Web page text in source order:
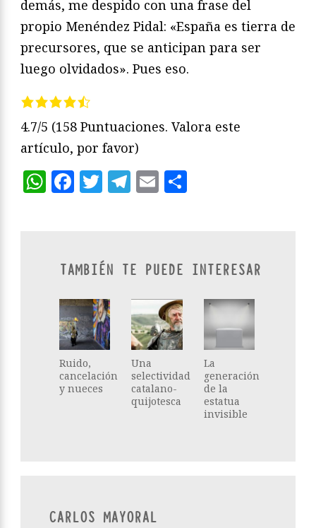
demás, me despido con una frase del
propio Menéndez Pidal: «España es tierra de
precursores, que se anticipan para ser
luego olvidados». Pues eso.
4.7/5 (158 Puntuaciones. Valora este
artículo, por favor)
WhatsApp
Facebook
Twitter
Telegram
Email
TAMBIÉN TE PUEDE INTERESAR
Ruido,
cancelación
y nueces
Una
selectividad
catalano-
quijotesca
La
generación
de la
estatua
invisible
CARLOS MAYORAL